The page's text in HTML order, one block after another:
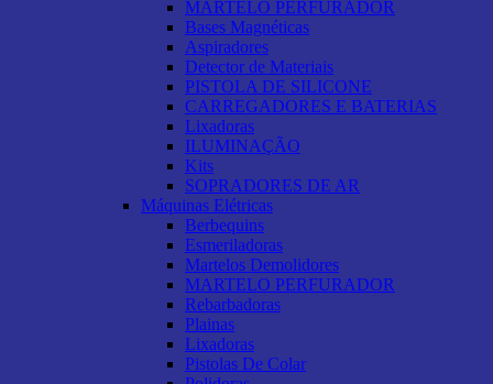
MARTELO PERFURADOR
Bases Magnéticas
Aspiradores
Detector de Materiais
PISTOLA DE SILICONE
CARREGADORES E BATERIAS
Lixadoras
ILUMINAÇÃO
Kits
SOPRADORES DE AR
Máquinas Elétricas
Berbequins
Esmeriladoras
Martelos Demolidores
MARTELO PERFURADOR
Rebarbadoras
Plainas
Lixadoras
Pistolas De Colar